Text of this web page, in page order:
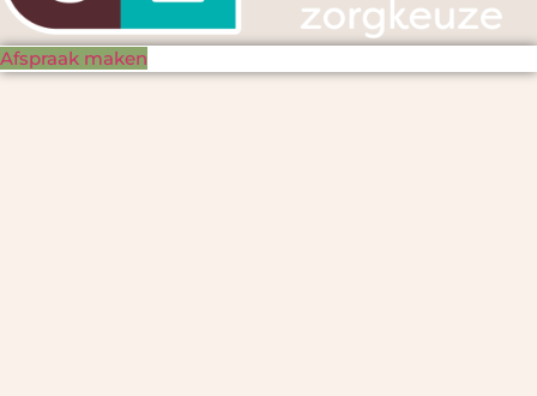
Afspraak maken